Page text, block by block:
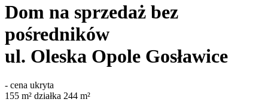
Dom na sprzedaż bez
pośredników
ul. Oleska Opole Gosławice
- cena ukryta
155 m² działka 244 m²